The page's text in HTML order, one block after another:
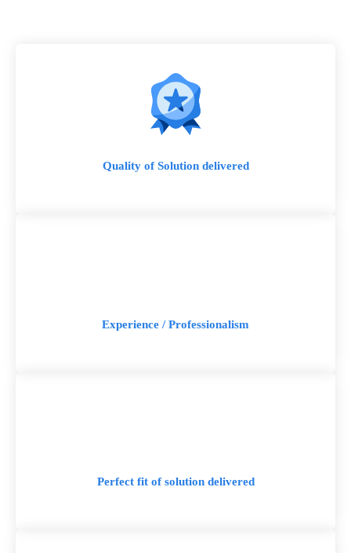
Quality of Solution delivered
Experience / Professionalism
Perfect fit of solution delivered